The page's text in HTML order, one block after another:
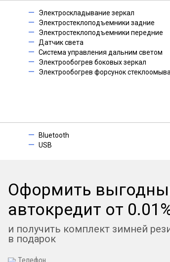
Электроскладывание зеркал
Электростеклоподъемники задние
Электростеклоподъемники передние
Датчик света
Система управления дальним светом
Электрообогрев боковых зеркал
Электрообогрев форсунок
Bluetooth
USB
Оформить
автокредит от
и получить комплект зимней
в подарок